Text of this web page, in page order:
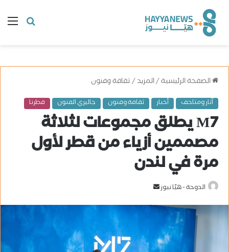
البحث
الصفحة الرئيسية/المزيد/ثقافة وفنون
آثار ومتاحف أخبار ثقافة وفنون جاليري الفنون قطرنا
M7 يطلق مجموعات لثلاثة
مصممين أزياء من قطر لأول
مرة في لندن
الدوحة - هيّا نيوز
س